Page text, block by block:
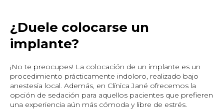
¿Duele colocarse un
implante?
¡No te preocupes! La colocación de un implante es un
procedimiento prácticamente indoloro, realizado bajo
anestesia local. Además, en Clínica Jané ofrecemos la
opción de sedación para aquellos pacientes que prefieren
una experiencia aún más cómoda y libre de estrés.